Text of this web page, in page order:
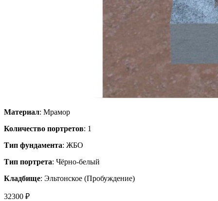
Материал: Мрамор
Количество портретов: 1
Тип фундамента: ЖБО
Тип портрета: Чёрно-белый
Кладбище: Эльтонское (Пробуждение)
32300 ₽